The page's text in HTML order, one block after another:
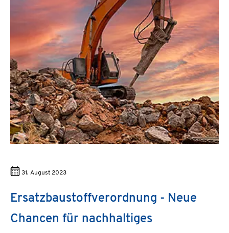
31. August 2023
Ersatzbaustoffverordnung - Neue
Chancen für nachhaltiges